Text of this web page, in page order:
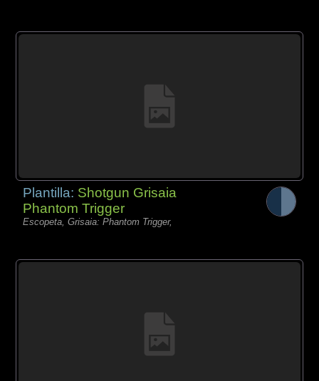
Plantilla: Shotgun Grisaia
Phantom Trigger
Escopeta, Grisaia: Phantom Trigger,